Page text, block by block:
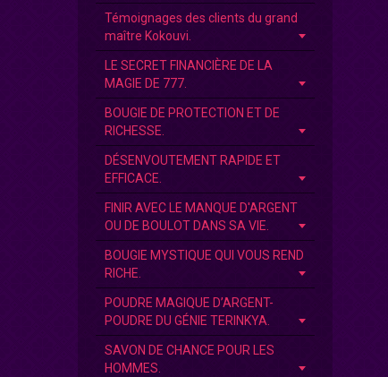
Témoignages des clients du grand
maître Kokouvi.
LE SECRET FINANCIÈRE DE LA
MAGIE DE 777.
BOUGIE DE PROTECTION ET DE
RICHESSE.
DÉSENVOUTEMENT RAPIDE ET
EFFICACE.
FINIR AVEC LE MANQUE D'ARGENT
OU DE BOULOT DANS SA VIE.
BOUGIE MYSTIQUE QUI VOUS REND
RICHE.
POUDRE MAGIQUE D’ARGENT-
POUDRE DU GÉNIE TERINKYA.
SAVON DE CHANCE POUR LES
HOMMES.